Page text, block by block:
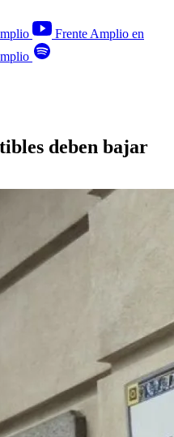
Frente Amplio en
deben bajar